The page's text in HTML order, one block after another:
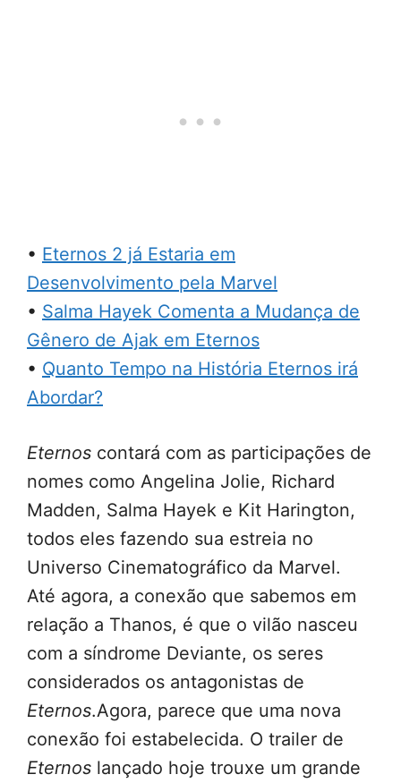
• Eternos 2 já Estaria em
Desenvolvimento pela Marvel
• Salma Hayek Comenta a Mudança de
Gênero de Ajak em Eternos
• Quanto Tempo na História Eternos irá
Abordar?
Eternos contará com as participações de
nomes como Angelina Jolie, Richard
Madden, Salma Hayek e Kit Harington,
todos eles fazendo sua estreia no
Universo Cinematográfico da Marvel.
Até agora, a conexão que sabemos em
relação a Thanos, é que o vilão nasceu
com a síndrome Deviante, os seres
considerados os antagonistas de
Eternos.Agora, parece que uma nova
conexão foi estabelecida. O trailer de
Eternos lançado hoje trouxe um grande